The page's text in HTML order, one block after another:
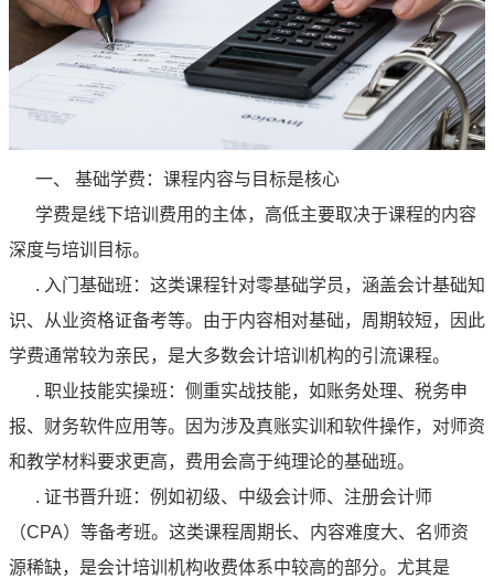
一、 基础学费：课程内容与目标是核心
学费是线下培训费用的主体，高低主要取决于课程的内容
深度与培训目标。
. 入门基础班：这类课程针对零基础学员，涵盖会计基础知
识、从业资格证备考等。由于内容相对基础，周期较短，因此
学费通常较为亲民，是大多数会计培训机构的引流课程。
. 职业技能实操班：侧重实战技能，如账务处理、税务申
报、财务软件应用等。因为涉及真账实训和软件操作，对师资
和教学材料要求更高，费用会高于纯理论的基础班。
. 证书晋升班：例如初级、中级会计师、注册会计师
（CPA）等备考班。这类课程周期长、内容难度大、名师资
源稀缺，是会计培训机构收费体系中较高的部分。尤其是